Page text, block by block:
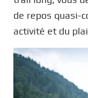
de repos quasi-
activité et du